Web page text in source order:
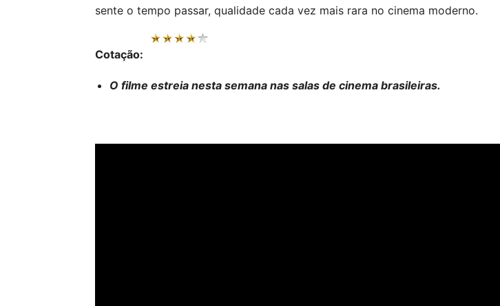
sente o tempo passar, qualidade cada vez mais rara no cinema moderno.
Cotação:
O filme estreia nesta semana nas salas de cinema brasileiras.